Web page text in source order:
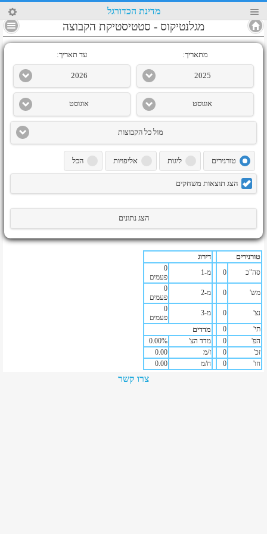
13 מדינת הכדורגל
מגלנטיקוס - סטטיסטיקת הקבוצה
מתאריך:
2025
אוגוסט
עד תאריך:
2026
אוגוסט
מול כל הקבוצות
טורנירים ליגות אליפויות הכל
הצג תוצאות משחקים
הצג נתונים
טורנירים דירוג
סה"כ 0 מ-1
0
פעמים
מש'
0 מ-2
0
פעמים
נצ'
0 מ-3
0
פעמים
תי'
0 מדדים
הפ' 0 מדד הצ' 0.00%
זכ'
0 ז/מ
0.00
חו'
0 ח/מ 0.00
צרו קשר
4